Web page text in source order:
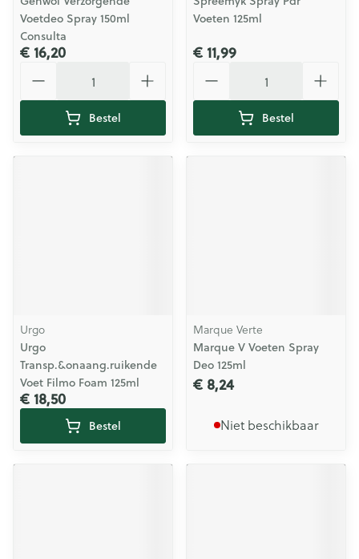
Voetdeo Spray 150ml
Consulta
€ 16,20
Bestel
Voeten 125ml
€ 11,99
Bestel
Urgo
Urgo
Transp.&onaang.ruikende
Voet Filmo Foam 125ml
€ 18,50
Bestel
Marque Verte
Marque V Voeten Spray
Deo 125ml
€ 8,24
Niet beschikbaar